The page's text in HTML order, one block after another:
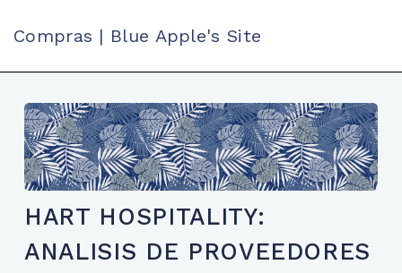
Compras | Blue Apple's Site
HART HOSPITALITY:
ANALISIS DE PROVEEDORES